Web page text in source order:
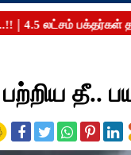
தீ..